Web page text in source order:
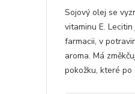
Sojový olej se
vitaminu E.
farmacii, v
aroma. Má
pokožku, které po